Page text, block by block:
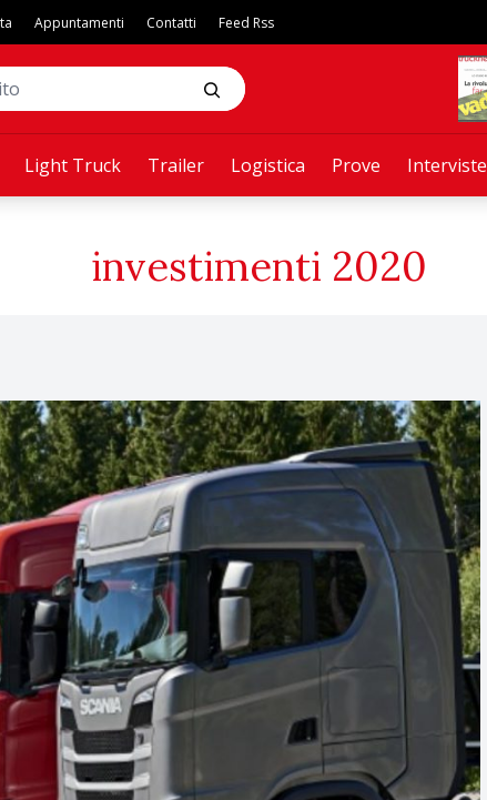
Light Truck Trailer Logistica Prove Interviste
Appuntamenti Contatti Feed Rss
investimenti 2020